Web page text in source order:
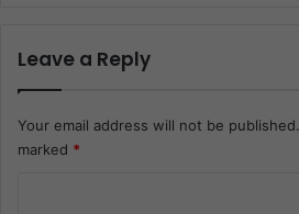
Leave a Reply
Your email address will not be published.
marked *